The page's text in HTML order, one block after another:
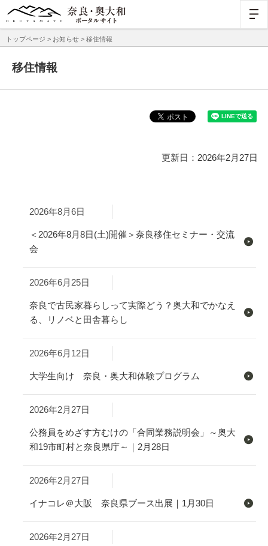
トップページ > お知らせ > 移住情報
移住情報
更新日：2026年2月27日
2026年8月6日
＜2026年8月8日(土)開催＞奈良移住セミナー・交流
会
2026年6月25日
奈良で古民家暮らしって実際どう？奥大和でかなえ
る、リノベと田舎暮らし
2026年6月12日
大学生向け 奈良・奥大和体験プログラム
2026年2月27日
公務員をめざす方むけの「合同業務説明会」～奥大
和19市町村と奈良県庁～｜2月28日
2026年2月27日
イナコレ＠大阪 奈良県ブース出展｜1月30日
2026年2月27日